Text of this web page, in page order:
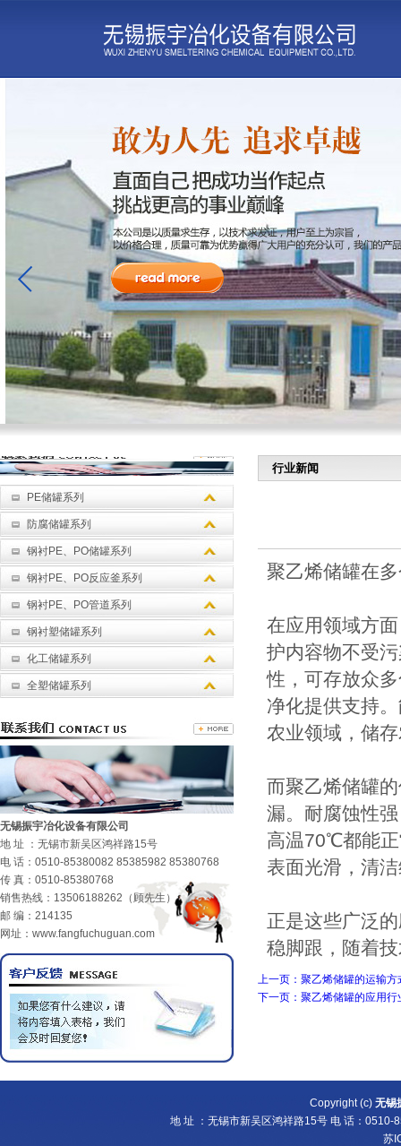
PE储罐系列
防腐储罐系列
钢衬PE、PO储罐系列
钢衬PE、PO反应釜系列
钢衬PE、PO管道系列
钢衬塑储罐系列
化工储罐系列
全塑储罐系列
无锡振宇冶化设备有限公司
地 址 ：无锡市新吴区鸿祥路15号
电 话：0510-85380082 85385982 85380768
传 真：0510-85380768
销售热线：13506188262（顾先生）
邮 编：214135
网址：www.fangfuchuguan.com
行业新闻
聚乙烯储罐在
在应用领域方
护内容物不受
性，可存放众
净化提供支持
农业领域，储
而聚乙烯储罐
漏。耐腐蚀性
高温70℃都能正
表面光滑，清
正是这些广泛
稳脚跟，随着
上一页：聚乙烯储罐的运输
下一页：聚乙烯储罐的应用
Copyright (c) 无锡
地 址 ：无锡市新吴区鸿祥路15号 电 话：
苏